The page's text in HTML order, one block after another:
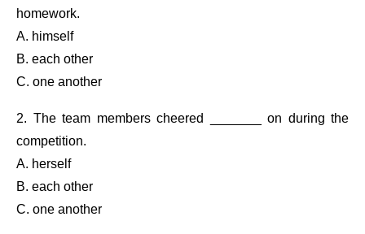
homework.
A. himself
B. each other
C. one another
2. The team members cheered _______ on during the
competition.
A. herself
B. each other
C. one another